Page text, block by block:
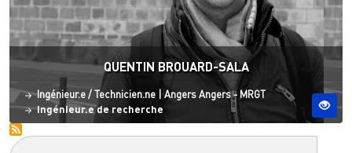
QUENTIN BROUARD-SALA
Statut
Ingénieur.e / Technicien.ne |Site ESO
AngersAngers - MRGT
Ingénieur.e de recherche